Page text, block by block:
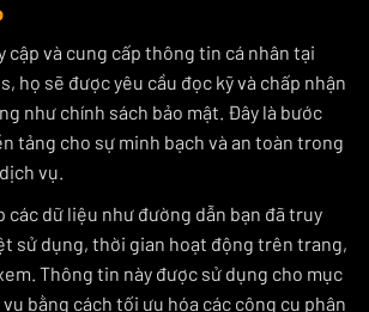
cập và cung cấp thông tin cá nhân tại
họ sẽ được yêu cầu đọc kỹ và chấp nhận
như chính sách bảo mật. Đây là bước
tảng cho sự minh bạch và an toàn trong
vụ.
các dữ liệu như đường dẫn bạn đã truy
sử dụng, thời gian hoạt động trên trang,
Thông tin này được sử dụng cho mục
bằng cách tối ưu hóa các công cụ phân